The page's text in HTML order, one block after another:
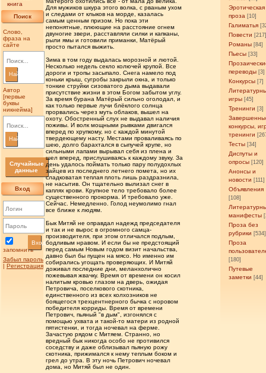
книга
Поиск
Слово,
фраза на
сайте
Найти
Автор
[первые
буквы
никнейма]
Найти
Случайные
данные
Вход
запомнить
Вход
Забыл пароль
| Регистрация
Эротическая
проза [10]
Галиматья
Повести
Романы [84]
Пьесы [33]
переводы [3]
Конкурсы [7]
игры [45]
Тренинги [3]
конкурсы,
тренинги
Тесты [34]
Диспуты и
опросы [120]
Анонсы и
новости [111]
Объявления
[108]
манифесты
Проза без
рубрики [534]
Проза
[180]
Путевые
заметки [44]
Для мужиков шкура этого волка, с рваным ухом
и следами от клыков на морде, казалась
самым ценным призом. Но пока эти
непонятные, плюющие на расстояние огнем
двуногие звери, расставляли силки и капканы,
рыли ямы и готовили приманки, Матёрый
просто пытался выжить.
Зима в том году выдалась морозной и лютой.
Несколько недель секло колючей крупой. Все
дороги и тропы засыпало. Снега намело под
коньки крыш, сугробы закрыли окна, и только
тонкие струйки сизоватого дыма выдавали
присутствие жизни в этом Богом забытом углу.
За время бурана Матёрый сильно оголодал, и
как только первые лучи блёклого солнца
прорвались через муть облаков, вышел на
охоту. Обостренный слух не выдавал наличия
поживы. И волк мощными рывками двигался
вперед по хрупкому, но с каждой минутой
твердеющему насту. Местами проваливаясь по
шею, долго барахтался в сыпучей крупе, но
сильными лапами вырывал себя из плена и
шел вперед, прислушиваясь к каждому звуку. За
день удалось поймать только пару полудохлых
зайцев из последнего летнего помета, но их
сладковатая теплая плоть лишь раздразнила,
не насытив. Он тщательно вылизал снег в
каплях крови. Крупное тело требовало более
существенного прокорма. И требовало уже.
Сейчас. Немедленно. Голод неумолимо гнал
все ближе к людям.
Бык Митяй не оправдал надежд председателя
и так и не вырос в огромного самца-
производителя, при этом отличался подлым,
бодливым нравом. И если бы не предстоящий
перед самым Новым годом визит начальства,
давно был бы пущен на мясо. Но именно им
собирались угощать проверяющих. И Митяй
доживал последние дни, меланхолично
пожевывая жвачку. Время от времени он косил
налитым кровью глазом на дверь, ожидая
Петровича, поселкового скотника,
единственного из всех колхозников не
боящегося трехцентнерного бычка с норовом
победителя корриды. Время от времени
Петрович, пьяный "в дым", изгонялся с
помощью ухвата и такой-то матери из родной
пятистенки, и тогда ночевал на ферме.
Зачастую рядом с Митяем. Странно, но
вредный бык никогда особо не противился
соседству и даже облизывал пьяную рожу
скотника, прижимался к нему теплым боком и
грел до утра. В эту ночь Петрович ночевал
дома, но Митяй был не один.